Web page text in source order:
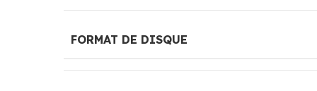
FORMAT DE DISQUE